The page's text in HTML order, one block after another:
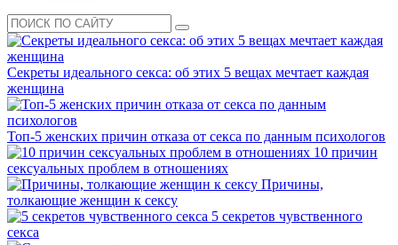
Секреты идеального секса: об этих 5 вещах мечтает каждая
женщина
Топ-5 женских причин отказа от секса по данным психологов
10 причин
сексуальных проблем в отношениях
Причины,
толкающие женщин к сексу
5 секретов чувственного
секса